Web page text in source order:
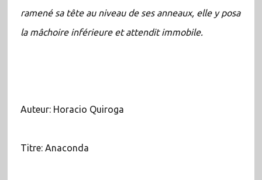
ramené sa tête au niveau de ses anneaux, elle y posa
la mâchoire inférieure et attendit immobile.
Auteur: Horacio Quiroga
Titre: Anaconda